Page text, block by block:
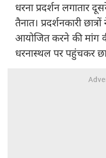
धरना प्रदर्शन लगातार
तैनात। प्रदर्शनकारी
आयोजित करने की मांग
धरनास्थल पर पहुंचकर